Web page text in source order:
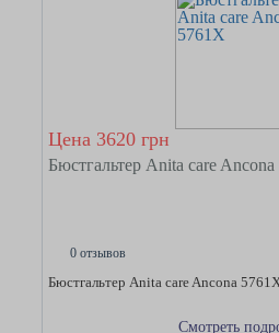
Цена 3620 грн
Бюстгальтер Anita care
0 отзывов
Бюстгальтер Anita care Ancona
Смотреть